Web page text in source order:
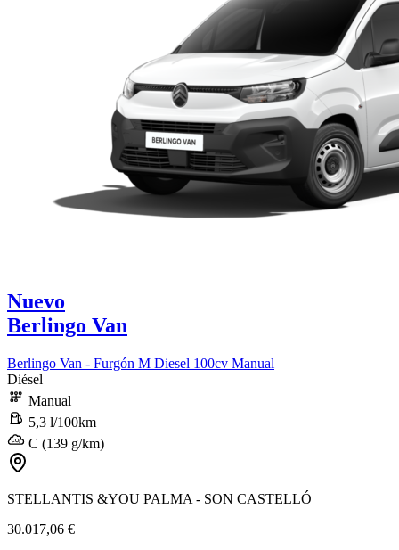
Nuevo
Berlingo Van
Berlingo Van - Furgón M Diesel 100cv Manual
Diésel
Manual
5,3 l/100km
C (139 g/km)
STELLANTIS &YOU PALMA - SON CASTELLÓ
30.017,06 €